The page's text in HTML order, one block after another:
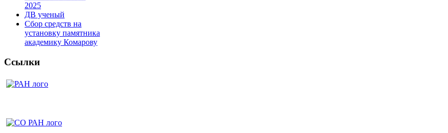
2025
ДВ ученый
Сбор средств на
установку памятника
академику Комарову
Ссылки